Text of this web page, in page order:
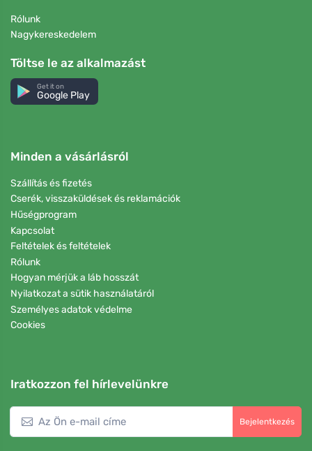
Rólunk
Nagykereskedelem
Töltse le az alkalmazást
Get it on
Google Play
Minden a vásárlásról
Szállítás és fizetés
Cserék, visszaküldések és reklamációk
Hűségprogram
Kapcsolat
Feltételek és feltételek
Rólunk
Hogyan mérjük a láb hosszát
Nyilatkozat a sütik használatáról
Személyes adatok védelme
Cookies
Iratkozzon fel hírlevelünkre
Bejelentkezés